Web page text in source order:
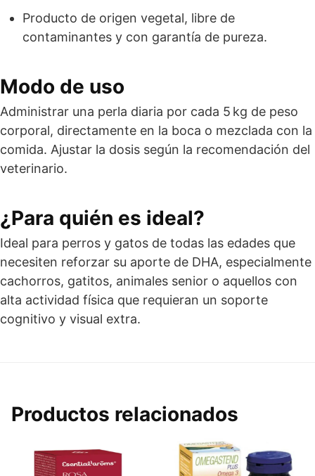
Producto de origen vegetal, libre de
contaminantes y con garantía de pureza.
Modo de uso
Administrar una perla diaria por cada 5 kg de peso
corporal, directamente en la boca o mezclada con la
comida. Ajustar la dosis según la recomendación del
veterinario.
¿Para quién es ideal?
Ideal para perros y gatos de todas las edades que
necesiten reforzar su aporte de DHA, especialmente
cachorros, gatitos, animales senior o aquellos con
alta actividad física que requieran un soporte
cognitivo y visual extra.
Productos relacionados